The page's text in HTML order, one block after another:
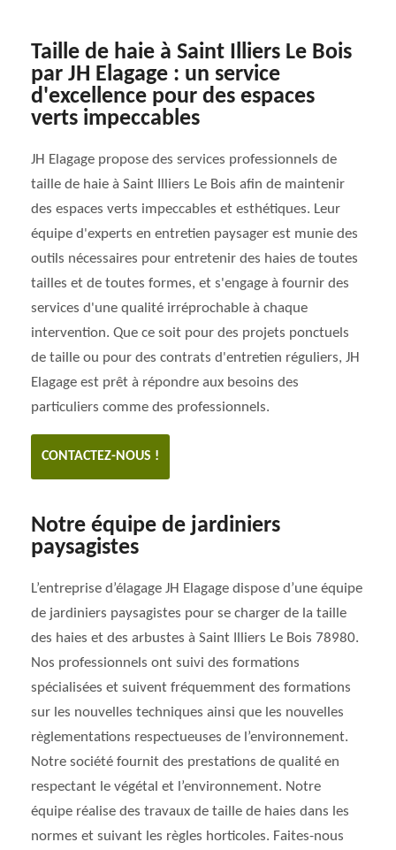
Taille de haie à Saint Illiers Le Bois
par JH Elagage : un service
d'excellence pour des espaces
verts impeccables
JH Elagage propose des services professionnels de
taille de haie à Saint Illiers Le Bois afin de maintenir
des espaces verts impeccables et esthétiques. Leur
équipe d'experts en entretien paysager est munie des
outils nécessaires pour entretenir des haies de toutes
tailles et de toutes formes, et s'engage à fournir des
services d'une qualité irréprochable à chaque
intervention. Que ce soit pour des projets ponctuels
de taille ou pour des contrats d'entretien réguliers, JH
Elagage est prêt à répondre aux besoins des
particuliers comme des professionnels.
CONTACTEZ-NOUS !
Notre équipe de jardiniers
paysagistes
L’entreprise d’élagage JH Elagage dispose d’une équipe
de jardiniers paysagistes pour se charger de la taille
des haies et des arbustes à Saint Illiers Le Bois 78980.
Nos professionnels ont suivi des formations
spécialisées et suivent fréquemment des formations
sur les nouvelles techniques ainsi que les nouvelles
règlementations respectueuses de l’environnement.
Notre société fournit des prestations de qualité en
respectant le végétal et l’environnement. Notre
équipe réalise des travaux de taille de haies dans les
normes et suivant les règles horticoles. Faites-nous